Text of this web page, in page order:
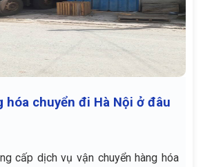
hóa chuyển đi Hà Nội ở đâu
cấp dịch vụ vận chuyển hàng hóa